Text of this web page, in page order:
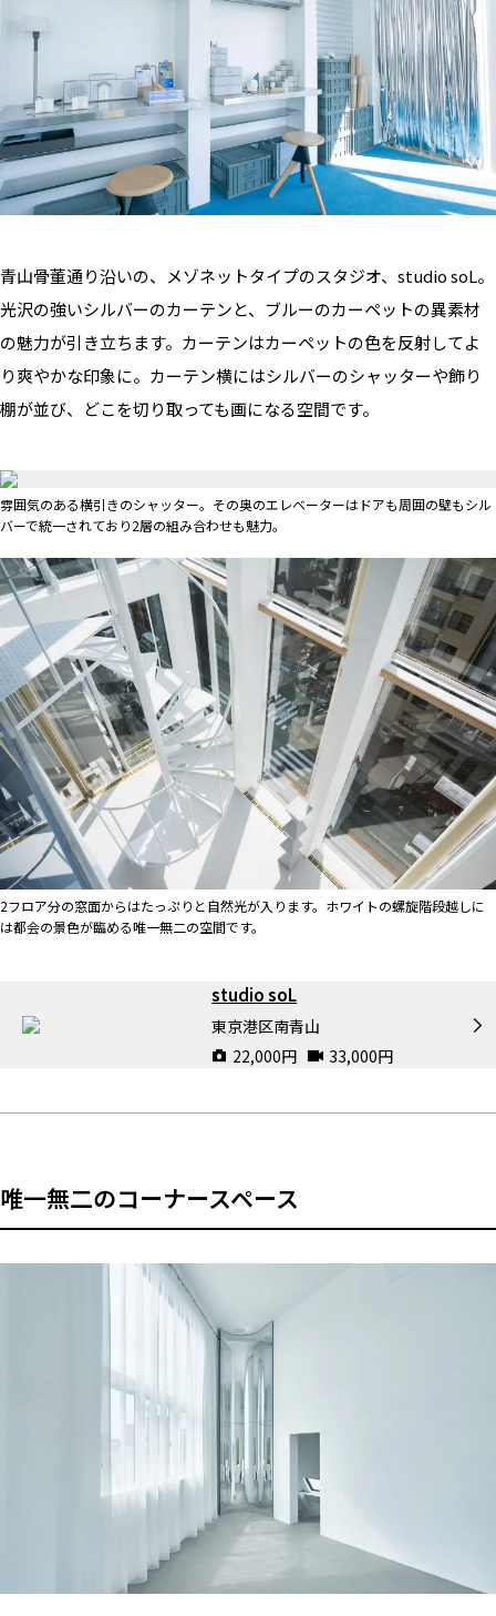
青山骨董通り沿いの、メゾネットタイプのスタジオ、studio soL。
光沢の強いシルバーのカーテンと、ブルーのカーペットの異素材
の魅力が引き立ちます。カーテンはカーペットの色を反射してよ
り爽やかな印象に。カーテン横にはシルバーのシャッターや飾り
棚が並び、どこを切り取っても画になる空間です。
雰囲気のある横引きのシャッター。その奥のエレベーターはドアも周囲の壁もシル
バーで統一されており2層の組み合わせも魅力。
2フロア分の窓面からはたっぷりと自然光が入ります。ホワイトの螺旋階段越しに
は都会の景色が臨める唯一無二の空間です。
studio soL
東京港区南青山
22,000円 33,000円
唯一無二のコーナースペース